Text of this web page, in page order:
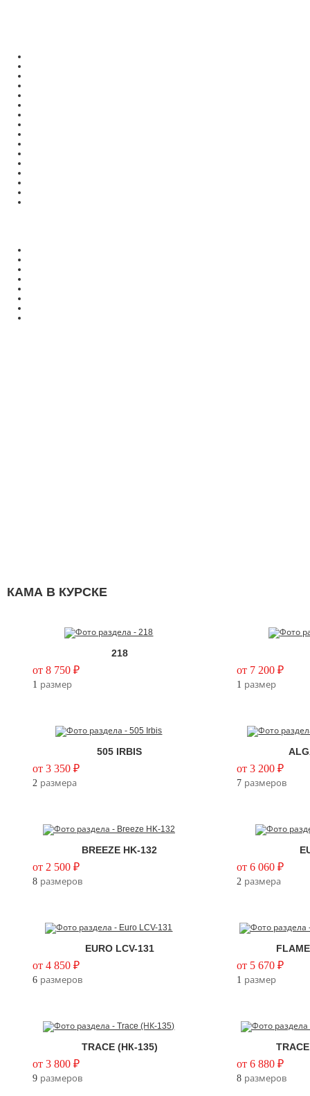
КАМА В КУРСКЕ
218
от 8 750 ₽
1 размер
от 7 200 ₽
1 размер
505 IRBIS
от 3 350 ₽
2размера
от 3 200 ₽
7размеров
BREEZE HK-132
от 2 500 ₽
8размеров
от 6 060 ₽
2размера
EURO LCV-131
от 4 850 ₽
6размеров
от 5 670 ₽
1 размер
TRACE (НК-135)
от 3 800 ₽
9размеров
от 6 880 ₽
8размеров